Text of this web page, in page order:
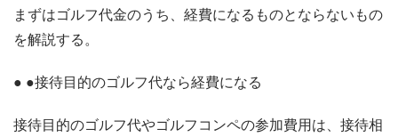
まずはゴルフ代金のうち、経費になるものとならないもの
を解説する。
● ●接待目的のゴルフ代なら経費になる
接待目的のゴルフ代やゴルフコンペの参加費用は、接待相